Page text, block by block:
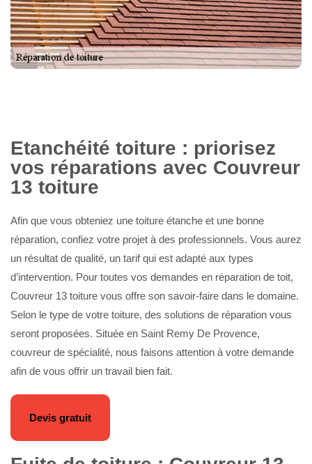
Etanchéité toiture : priorisez
vos réparations avec Couvreur
13 toiture
Afin que vous obteniez une toiture étanche et une bonne
réparation, confiez votre projet à des professionnels. Vous aurez
un résultat de qualité, un tarif qui est adapté aux types
d’intervention. Pour toutes vos demandes en réparation de toit,
Couvreur 13 toiture vous offre son savoir-faire dans le domaine.
Selon le type de votre toiture, des solutions de réparation vous
seront proposées. Située en Saint Remy De Provence,
couvreur de spécialité, nous faisons attention à votre demande
afin de vous offrir un travail bien fait.
Devis gratuit